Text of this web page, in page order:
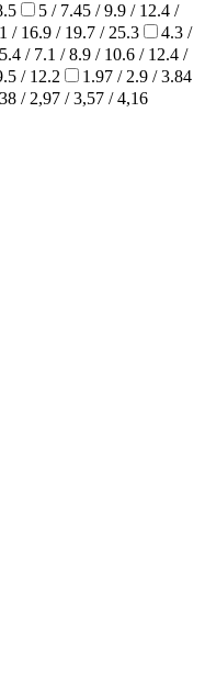
5 / 7.45 / 9.9 / 12.4 /
/ 16.9 / 19.7 / 25.3
4.3 /
/ 7.1 / 8.9 / 10.6 / 12.4 /
/ 12.2
1.97 / 2.9 / 3.84
/ 2,97 / 3,57 / 4,16